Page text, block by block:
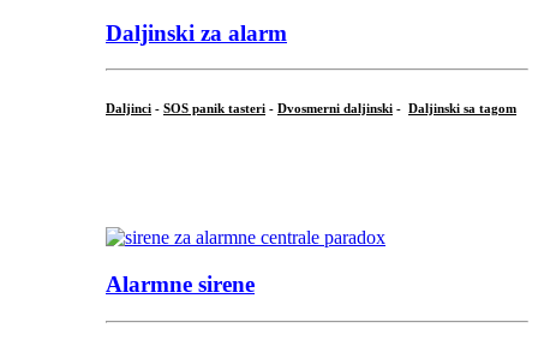
Daljinski za alarm
Daljinci - SOS panik tasteri - Dvosmerni daljinski - Daljinski sa tagom
Alarmne sirene